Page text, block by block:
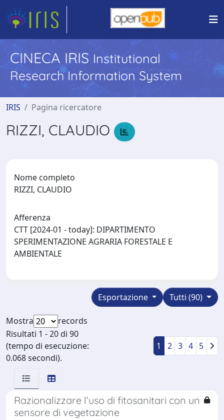
CINECA IRIS Institutional
Research Information System
IRIS Pagina ricercatore
RIZZI, CLAUDIO
Nome completo
RIZZI, CLAUDIO
Afferenza
CTT [2024-01 - today]: DIPARTIMENTO
SPERIMENTAZIONE AGRARIA FORESTALE E
AMBIENTALE
Tutti (90)
Esportazione
Mostra
records
Risultati 1 - 20 di 90
(tempo di esecuzione:
0.068 secondi).
1 2 3 4 5
Razionalizzare l’uso di fitosanitari con un
sensore di vegetazione